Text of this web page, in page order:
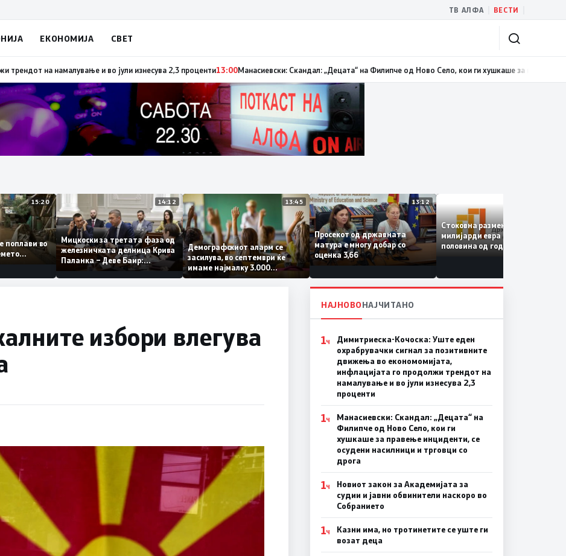
ТВ АЛФА ВЕСТИ
ЕКОНОМИЈА СВЕТ
сигнал за позитивните движења во економомијата, инфлацијата го продолжи трендот на намалување и во јули изнесува 2,3 проценти
15:20
поплави во
14:12
Мицкоски за третата фаза од
железничката делница Крива
Паланка – Деве Баир:
Проектот нема да заврши на
половина тунел во слепа
13:45
Демографскиот аларм се
засилува, во септември ќе
имаме најмалку 3.000
првачиња помалку
13:12
Просекот од државната
матура е многу добар со
оценка 3,66
Стоковна размена од 10,5
милијарди евра во првата
половина од годината –
избори влегува
НАЈНОВОНАЈЧИТАНО
1Ч
Димитриеска-Кочоска: Уште еден
охрабрувачки сигнал за позитивните
движења во економомијата,
инфлацијата го продолжи трендот на
намалување и во јули изнесува 2,3
проценти
1Ч
Манасиевски: Скандал: „Децата“ на
Филипче од Ново Село, кои ги
хушкаше за правење инциденти, се
осудени насилници и трговци со
дрога
1Ч
Новиот закон за Академијата за
судии и јавни обвинители наскоро во
Собранието
1Ч
Казни има, но тротинетите се уште ги
возат деца